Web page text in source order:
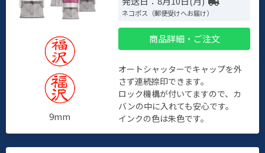
9mm
ネコポス（郵便受けへお届け）
商品詳細・ご注文
オートシャッターでキャップを外
さず連続捺印できます。
ロック機構が付いてますので、カ
バンの中に入れても安心です。
インクの色は朱色です。